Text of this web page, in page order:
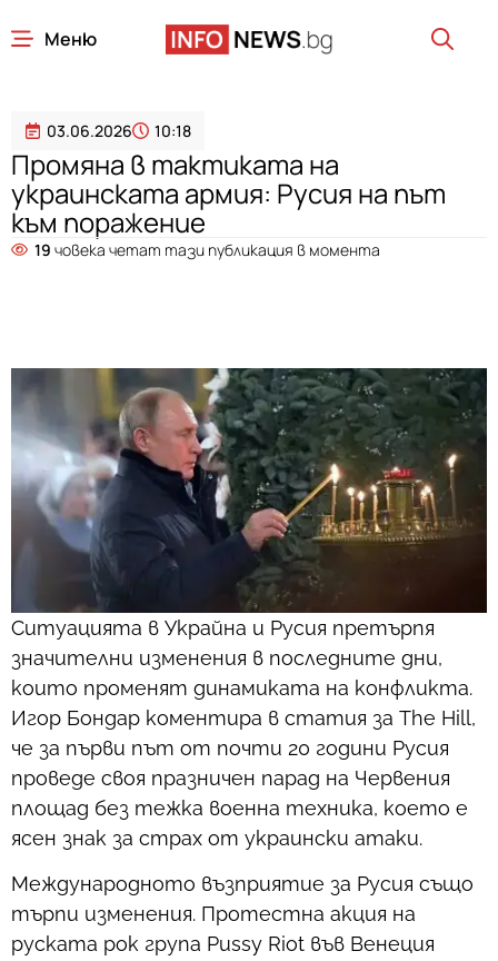
Меню
03.06.2026 10:18
Промяна в тактиката на
украинската армия: Русия на път
към поражение
19 човека четат тази публикация в момента
Ситуацията в Украйна и Русия претърпя
значителни изменения в последните дни,
които променят динамиката на конфликта.
Игор Бондар коментира в статия за The Hill,
че за първи път от почти 20 години Русия
проведе своя празничен парад на Червения
площад без тежка военна техника, което е
ясен знак за страх от украински атаки.
Международното възприятие за Русия също
търпи изменения. Протестна акция на
руската рок група Pussy Riot във Венеция